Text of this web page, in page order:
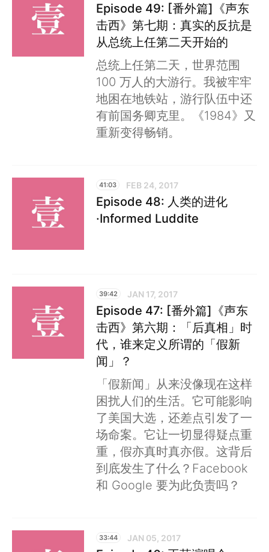
Episode 49: [番外篇]《声东
击西》第七期：真实的反抗是
从总统上任第二天开始的
总统上任第二天，世界范围
100 万人的大游行。我被牢牢
地困在地铁站，游行队伍中还
有前国务卿克里。《1984》又
重新变得畅销。
41:03 FEB 24, 2017
Episode 48: 人类的进化
·Informed Luddite
39:42 JAN 17, 2017
Episode 47: [番外篇]《声东
击西》第六期：「后真相」时
代，谁来定义所谓的「假新
闻」？
「假新闻」从来没像现在这样
困扰人们的生活。它可能影响
了美国大选，还差点引发了一
场命案。它让一切显得疑点重
重，假亦真时真亦假。这背后
到底发生了什么？Facebook
和 Google 要为此负责吗？
33:44 JAN 05, 2017